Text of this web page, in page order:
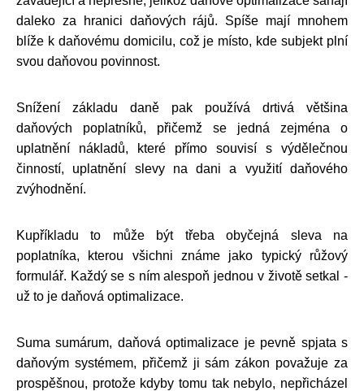
daleko za hranici daňových rájů. Spíše mají mnohem
blíže k daňovému domicilu, což je místo, kde subjekt plní
svou daňovou povinnost.
Snížení základu daně pak používá drtivá většina
daňových poplatníků, přičemž se jedná zejména o
uplatnění nákladů, které přímo souvisí s výdělečnou
činností, uplatnění slevy na dani a využití daňového
zvýhodnění.
Kupříkladu to může být třeba obyčejná sleva na
poplatníka, kterou všichni známe jako typický růžový
formulář. Každý se s ním alespoň jednou v životě setkal -
už to je daňová optimalizace.
Suma sumárum, daňová optimalizace je pevně spjata s
daňovým systémem, přičemž ji sám zákon považuje za
prospěšnou, protože kdyby tomu tak nebylo, nepřicházel